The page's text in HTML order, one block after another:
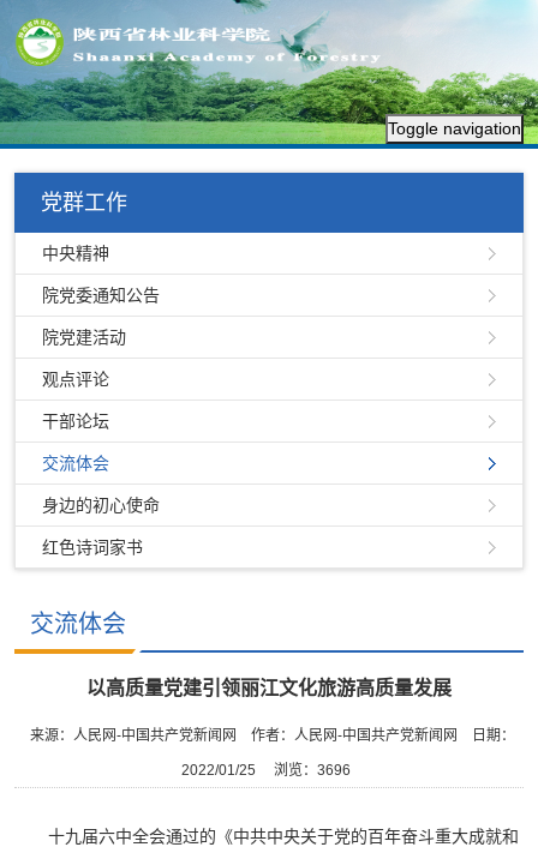
Toggle navigation
党群工作
中央精神
院党委通知公告
院党建活动
观点评论
干部论坛
交流体会
身边的初心使命
红色诗词家书
交流体会
以高质量党建引领丽江文化旅游高质量发展
来源：人民网-中国共产党新闻网 作者：人民网-中国共产党新闻网 日期：
2022/01/25 浏览： 3696
十九届六中全会通过的《中共中央关于党的百年奋斗重大成就和